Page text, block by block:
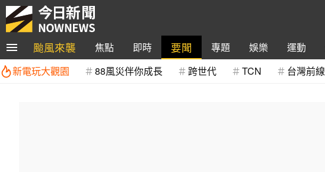
颱風來襲 焦點 即時 要聞 專題 娛樂 運動
新電玩大觀園
88風災伴你成長 跨世代 TCN 台灣前線